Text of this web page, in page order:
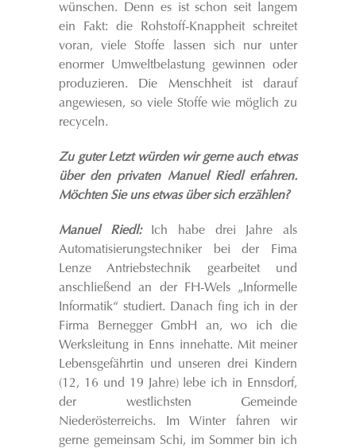
wünschen. Denn es ist schon seit langem
ein Fakt: die Rohstoff-Knappheit schreitet
voran, viele Stoffe lassen sich nur unter
enormer Umweltbelastung gewinnen oder
produzieren. Die Menschheit ist darauf
angewiesen, so viele Stoffe wie möglich zu
recyceln.
Zu guter Letzt würden wir gerne auch etwas
über den privaten Manuel Riedl erfahren.
Möchten Sie uns etwas über sich erzählen?
Manuel Riedl:Ich habe drei Jahre als
Automatisierungstechniker bei der Fima
Lenze Antriebstechnik gearbeitet und
anschließend an der FH-Wels „Informelle
Informatik“ studiert. Danach fing ich in der
Firma Bernegger GmbH an, wo ich die
Werksleitung in Enns innehatte. Mit meiner
Lebensgefährtin und unseren drei Kindern
(12, 16 und 19 Jahre) lebe ich in Ennsdorf,
der westlichsten Gemeinde
Niederösterreichs. Im Winter fahren wir
gerne gemeinsam Schi, im Sommer bin ich